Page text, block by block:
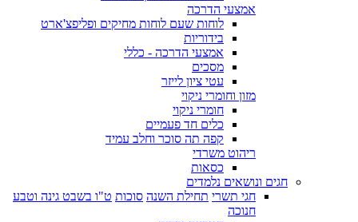
אמצעי הדרכה
לוחות שעם לוחות מחיקים ופליפצ'ארט
בידוריות
אמצעי הדרכה - כללי
מסכים
עטי ציון לייזר
מזון וחומרי ניקוי
חומרי ניקוי
כלים חד פעמיים
קפה תה סוכר וחלב עמיד
ריהוט משרדי
כסאות
חגים ונושאים נלמדים
חגי תשרי תחילת השנה סוכות ט"ו בשבט גינה וטבע
חנוכה